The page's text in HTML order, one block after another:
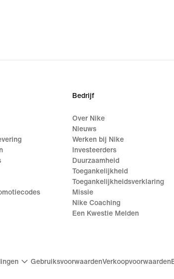
Bedrijf
Over Nike
Nieuws
Werken bij Nike
Investeerders
Duurzaamheid
Toegankelijkheid
Toegankelijkheidsverklaring
Missie
Nike Coaching
Een Kwestie Melden
GebruiksvoorwaardenVerkoopvoorwaarden